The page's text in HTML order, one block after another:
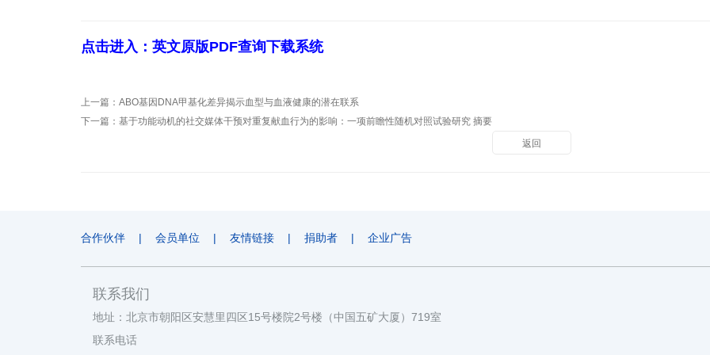
点击进入：英文原版PDF查询下载系统
上一篇： ABO基因DNA甲基化差异揭示血型与血液健康的潜在联系
下一篇： 基于功能动机的社交媒体干预对重复献血行为的影响：一项前瞻性随机对照试验研究 摘要
返回
合作伙伴 | 会员单位 | 友情链接 | 捐助者 | 企业广告
联系我们
地址：北京市朝阳区安慧里四区15号楼院2号楼（中国五矿大厦）719室
联系电话